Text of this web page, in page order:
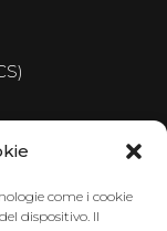
come i cookie
dispositivo. Il